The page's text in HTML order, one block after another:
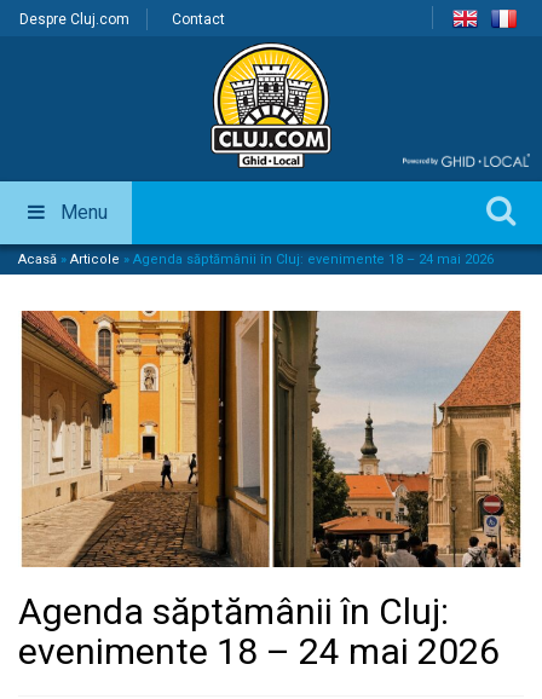
Despre Cluj.com Contact
Menu
Acasă » Articole » Agenda săptămânii în Cluj: evenimente 18 – 24 mai 2026
Agenda săptămânii în Cluj:
evenimente 18 – 24 mai 2026